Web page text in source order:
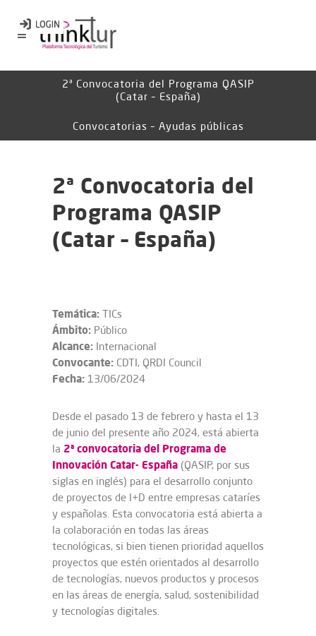
2ª Convocatoria del Programa QASIP
(Catar – España)
Convocatorias – Ayudas públicas
2ª Convocatoria del
Programa QASIP
(Catar – España)
Temática: TICs
Ámbito: Público
Alcance: Internacional
Convocante: CDTI, QRDI Council
Fecha: 13/06/2024
Desde el pasado 13 de febrero y hasta el 13
de junio del presente año 2024, está abierta
la 2ª convocatoria del Programa de
Innovación Catar- España (QASIP, por sus
siglas en inglés) para el desarrollo conjunto
de proyectos de I+D entre empresas cataríes
y españolas. Esta convocatoria está abierta a
la colaboración en todas las áreas
tecnológicas, si bien tienen prioridad aquellos
proyectos que estén orientados al desarrollo
de tecnologías, nuevos productos y procesos
en las áreas de energía, salud, sostenibilidad
y tecnologías digitales.